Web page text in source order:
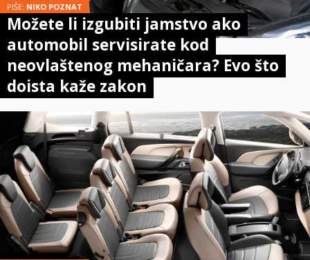
PIŠE: NIKO POZNAT
Možete li izgubiti jamstvo ako
automobil servisirate kod
neovlaštenog mehaničara? Evo što
doista kaže zakon